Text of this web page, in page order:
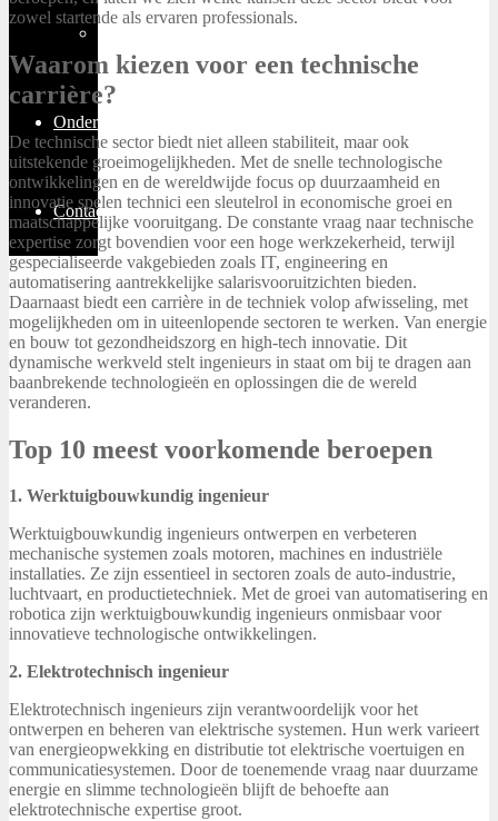
Ondernemen
Contact
zowel startende als ervaren professionals.
Waarom kiezen voor een technische
carrière?
De technische sector biedt niet alleen stabiliteit, maar ook
uitstekende groeimogelijkheden. Met de snelle technologische
ontwikkelingen en de wereldwijde focus op duurzaamheid en
innovatie spelen technici een sleutelrol in economische groei en
maatschappelijke vooruitgang. De constante vraag naar technische
expertise zorgt bovendien voor een hoge werkzekerheid, terwijl
gespecialiseerde vakgebieden zoals IT, engineering en
automatisering aantrekkelijke salarisvooruitzichten bieden.
Daarnaast biedt een carrière in de techniek volop afwisseling, met
mogelijkheden om in uiteenlopende sectoren te werken. Van energie
en bouw tot gezondheidszorg en high-tech innovatie. Dit
dynamische werkveld stelt ingenieurs in staat om bij te dragen aan
baanbrekende technologieën en oplossingen die de wereld
veranderen.
Top 10 meest voorkomende beroepen
1. Werktuigbouwkundig ingenieur
Werktuigbouwkundig ingenieurs ontwerpen en verbeteren
mechanische systemen zoals motoren, machines en industriële
installaties. Ze zijn essentieel in sectoren zoals de auto-industrie,
luchtvaart, en productietechniek. Met de groei van automatisering en
robotica zijn werktuigbouwkundig ingenieurs onmisbaar voor
innovatieve technologische ontwikkelingen.
2. Elektrotechnisch ingenieur
Elektrotechnisch ingenieurs zijn verantwoordelijk voor het
ontwerpen en beheren van elektrische systemen. Hun werk varieert
van energieopwekking en distributie tot elektrische voertuigen en
communicatiesystemen. Door de toenemende vraag naar duurzame
energie en slimme technologieën blijft de behoefte aan
elektrotechnische expertise groot.